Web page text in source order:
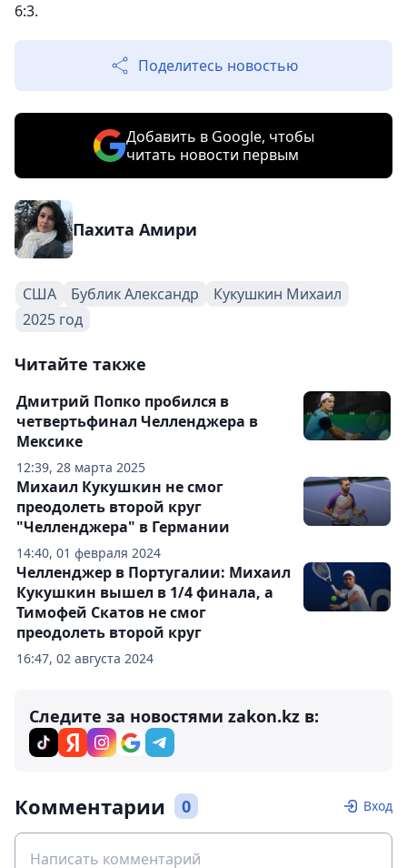
6:3.
Поделитесь новостью
Добавить в Google, чтобы
читать новости первым
Пахита Амири
США Бублик Александр
Кукушкин Михаил
2025 год
Читайте также
12:39, 28 марта 2025
Дмитрий Попко пробился в
четвертьфинал Челленджера в
Мексике
14:40, 01 февраля 2024
Михаил Кукушкин не смог
преодолеть второй круг
"Челленджера" в Германии
16:47, 02 августа 2024
Челленджер в Португалии: Михаил
Кукушкин вышел в 1/4 финала, а
Тимофей Скатов не смог
преодолеть второй круг
Следите за новостями zakon.kz в:
Комментарии 0 Вход